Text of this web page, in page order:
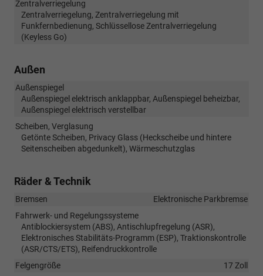
Zentralverriegelung
Zentralverriegelung, Zentralverriegelung mit
Funkfernbedienung, Schlüssellose Zentralverriegelung
(Keyless Go)
Außen
Außenspiegel
Außenspiegel elektrisch anklappbar, Außenspiegel beheizbar,
Außenspiegel elektrisch verstellbar
Scheiben, Verglasung
Getönte Scheiben, Privacy Glass (Heckscheibe und hintere
Seitenscheiben abgedunkelt), Wärmeschutzglas
Räder & Technik
Bremsen
Elektronische Parkbremse
Fahrwerk- und Regelungssysteme
Antiblockiersystem (ABS), Antischlupfregelung (ASR),
Elektronisches Stabilitäts-Programm (ESP), Traktionskontrolle
(ASR/CTS/ETS), Reifendruckkontrolle
Felgengröße
17 Zoll